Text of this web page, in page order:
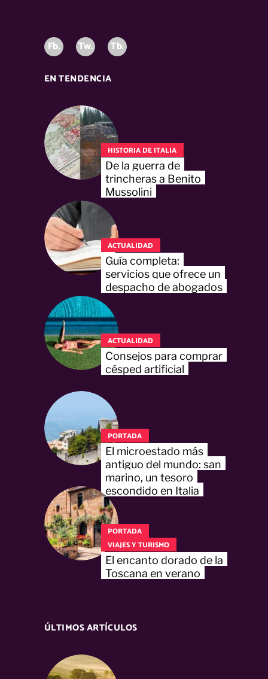
Fb. Tw. Tb.
EN TENDENCIA
HISTORIA DE ITALIA
De la guerra de
trincheras a Benito
Mussolini
ACTUALIDAD
Guía completa:
servicios que ofrece un
despacho de abogados
ACTUALIDAD
Consejos para comprar
césped artificial
PORTADA
El microestado más
antiguo del mundo: san
marino, un tesoro
escondido en Italia
PORTADA
VIAJES Y TURISMO
El encanto dorado de la
Toscana en verano
ÚLTIMOS ARTÍCULOS